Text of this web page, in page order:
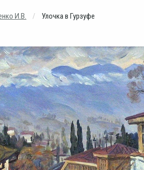
И.В. Улочка в Гурзуфе